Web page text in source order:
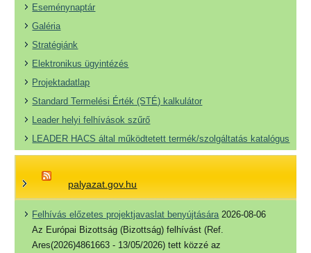
Eseménynaptár
Galéria
Stratégiánk
Elektronikus ügyintézés
Projektadatlap
Standard Termelési Érték (STÉ) kalkulátor
Leader helyi felhívások szűrő
LEADER HACS által működtetett termék/szolgáltatás katalógus
palyazat.gov.hu
Felhívás előzetes projektjavaslat benyújtására 2026-08-06
Az Európai Bizottság (Bizottság) felhívást (Ref.
Ares(2026)4861663 - 13/05/2026) tett közzé az